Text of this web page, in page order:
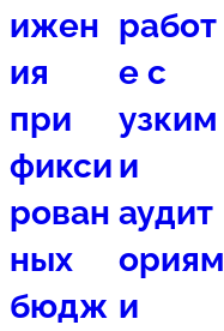
ижен
ия
при
фикси
рован
ных
бюдж
работ
е с
узким
и
аудит
ориям
и